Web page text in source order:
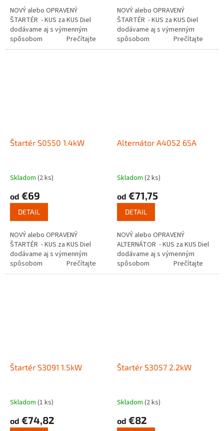
NOVÝ alebo OPRAVENÝ
ŠTARTÉR - KUS za KUS Diel
dodávame aj s výmenným
spôsobom Prečítajte
si ako funguje...
NOVÝ alebo OPRAVENÝ
ŠTARTÉR - KUS za KUS Diel
dodávame aj s výmenným
spôsobom Prečítajte
si ako funguje...
Štartér S0550 1.4kW
Skladom (2 ks)
od €69
DETAIL
NOVÝ alebo OPRAVENÝ
ŠTARTÉR - KUS za KUS Diel
dodávame aj s výmenným
spôsobom Prečítajte
si ako funguje...
Alternátor A4052 65A
Skladom (2 ks)
od €71,75
DETAIL
NOVÝ alebo OPRAVENÝ
ALTERNÁTOR - KUS za KUS Diel
dodávame aj s výmenným
spôsobom Prečítajte
si ako...
Štartér S3091 1.5kW
Skladom (1 ks)
od €74,82
Štartér S3057 2.2kW
Skladom (2 ks)
od €82